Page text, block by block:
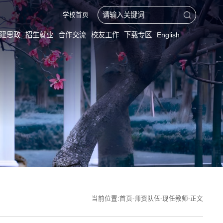
学校首页
思政 招生就业 合作交流 校友工作 下载专区 English
当前位置:首页-师资队伍-现任教师-正文